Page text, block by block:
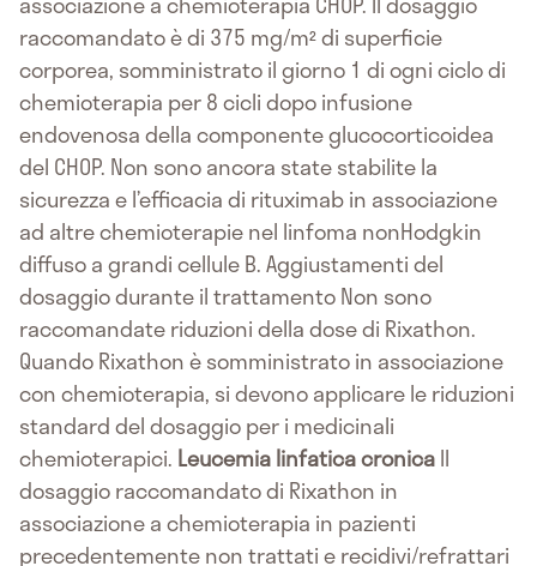
raccomandato è di 375 mg/m² di superficie
corporea, somministrato il giorno 1 di ogni ciclo di
chemioterapia per 8 cicli dopo infusione
endovenosa della componente glucocorticoidea
del CHOP. Non sono ancora state stabilite la
sicurezza e l’efficacia di rituximab in associazione
ad altre chemioterapie nel linfoma nonHodgkin
diffuso a grandi cellule B. Aggiustamenti del
dosaggio durante il trattamento Non sono
raccomandate riduzioni della dose di Rixathon.
Quando Rixathon è somministrato in associazione
con chemioterapia, si devono applicare le riduzioni
standard del dosaggio per i medicinali
chemioterapici. Leucemia linfatica cronicaIl
dosaggio raccomandato di Rixathon in
associazione a chemioterapia in pazienti
precedentemente non trattati e recidivi/refrattari